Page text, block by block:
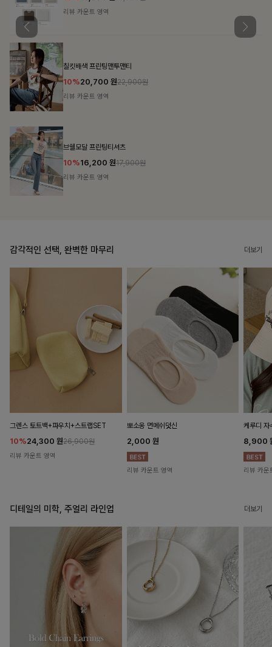
감각적인 선택, 완벽한 마무리 더보기
그렌스 토트백+파우치+스트랩SET
10%24,300 원26,900원
리뷰 카운트 영역
뽀소옹 면메쉬덧신
2,000 원
리뷰 카운트 영역
케루디 자
8,900
리뷰 카운
디테일의 미학, 주얼리 라인업 더보기